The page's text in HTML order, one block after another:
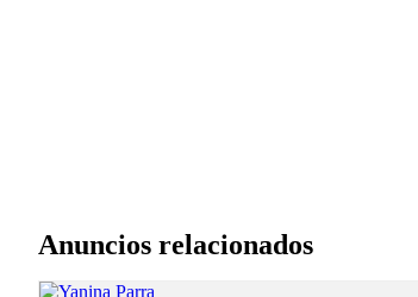
Anuncios relacionados